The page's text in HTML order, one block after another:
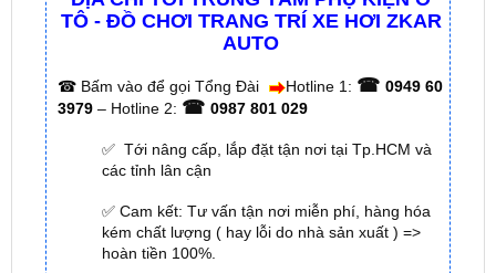
☎Bấm vào để gọi Tổng Đài Hotline 1:☎ 0949 60
0987 801 029
✅ Tới nâng cấp, lắp đặt tận nơi tại Tp.HCM và
các tỉnh lân cận
✅ Cam kết: Tư vấn tận nơi miễn phí, hàng hóa
kém chất lượng ( hay lỗi do nhà sản xuất ) =>
✅ Thời gian làm việc kỹ thuật gắn tại nhà từ:8h
– 18h (Cả T7 Và Chủ Nhật)